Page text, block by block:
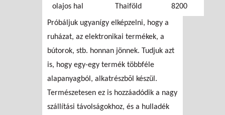
olajos hal Thaiföld 8200
Próbáljuk ugyanígy elképzelni, hogy a
ruházat, az elektronikai termékek, a
bútorok, stb. honnan jönnek. Tudjuk azt
is, hogy egy-egy termék többféle
alapanyagból, alkatrészbõl készül.
Természetesen ez is hozzáadódik a nagy
szállítási távolságokhoz, és a hulladék